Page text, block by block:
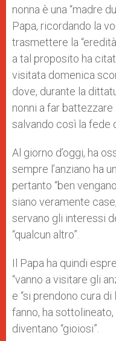
nonna è una “madre
Papa, ricordando la
trasmettere la
a tal proposito ha
visitata domenica
dove, durante la
nonni a far battezzare
salvando così la fede
Al giorno d’oggi, ha
sempre l’anziano ha
pertanto “ben
siano veramente
servano gli interessi
“qualcun altro”.
Il Papa ha quindi
“vanno a visitare gli
e “si prendono cura
fanno, ha
diventano “gioiosi”.